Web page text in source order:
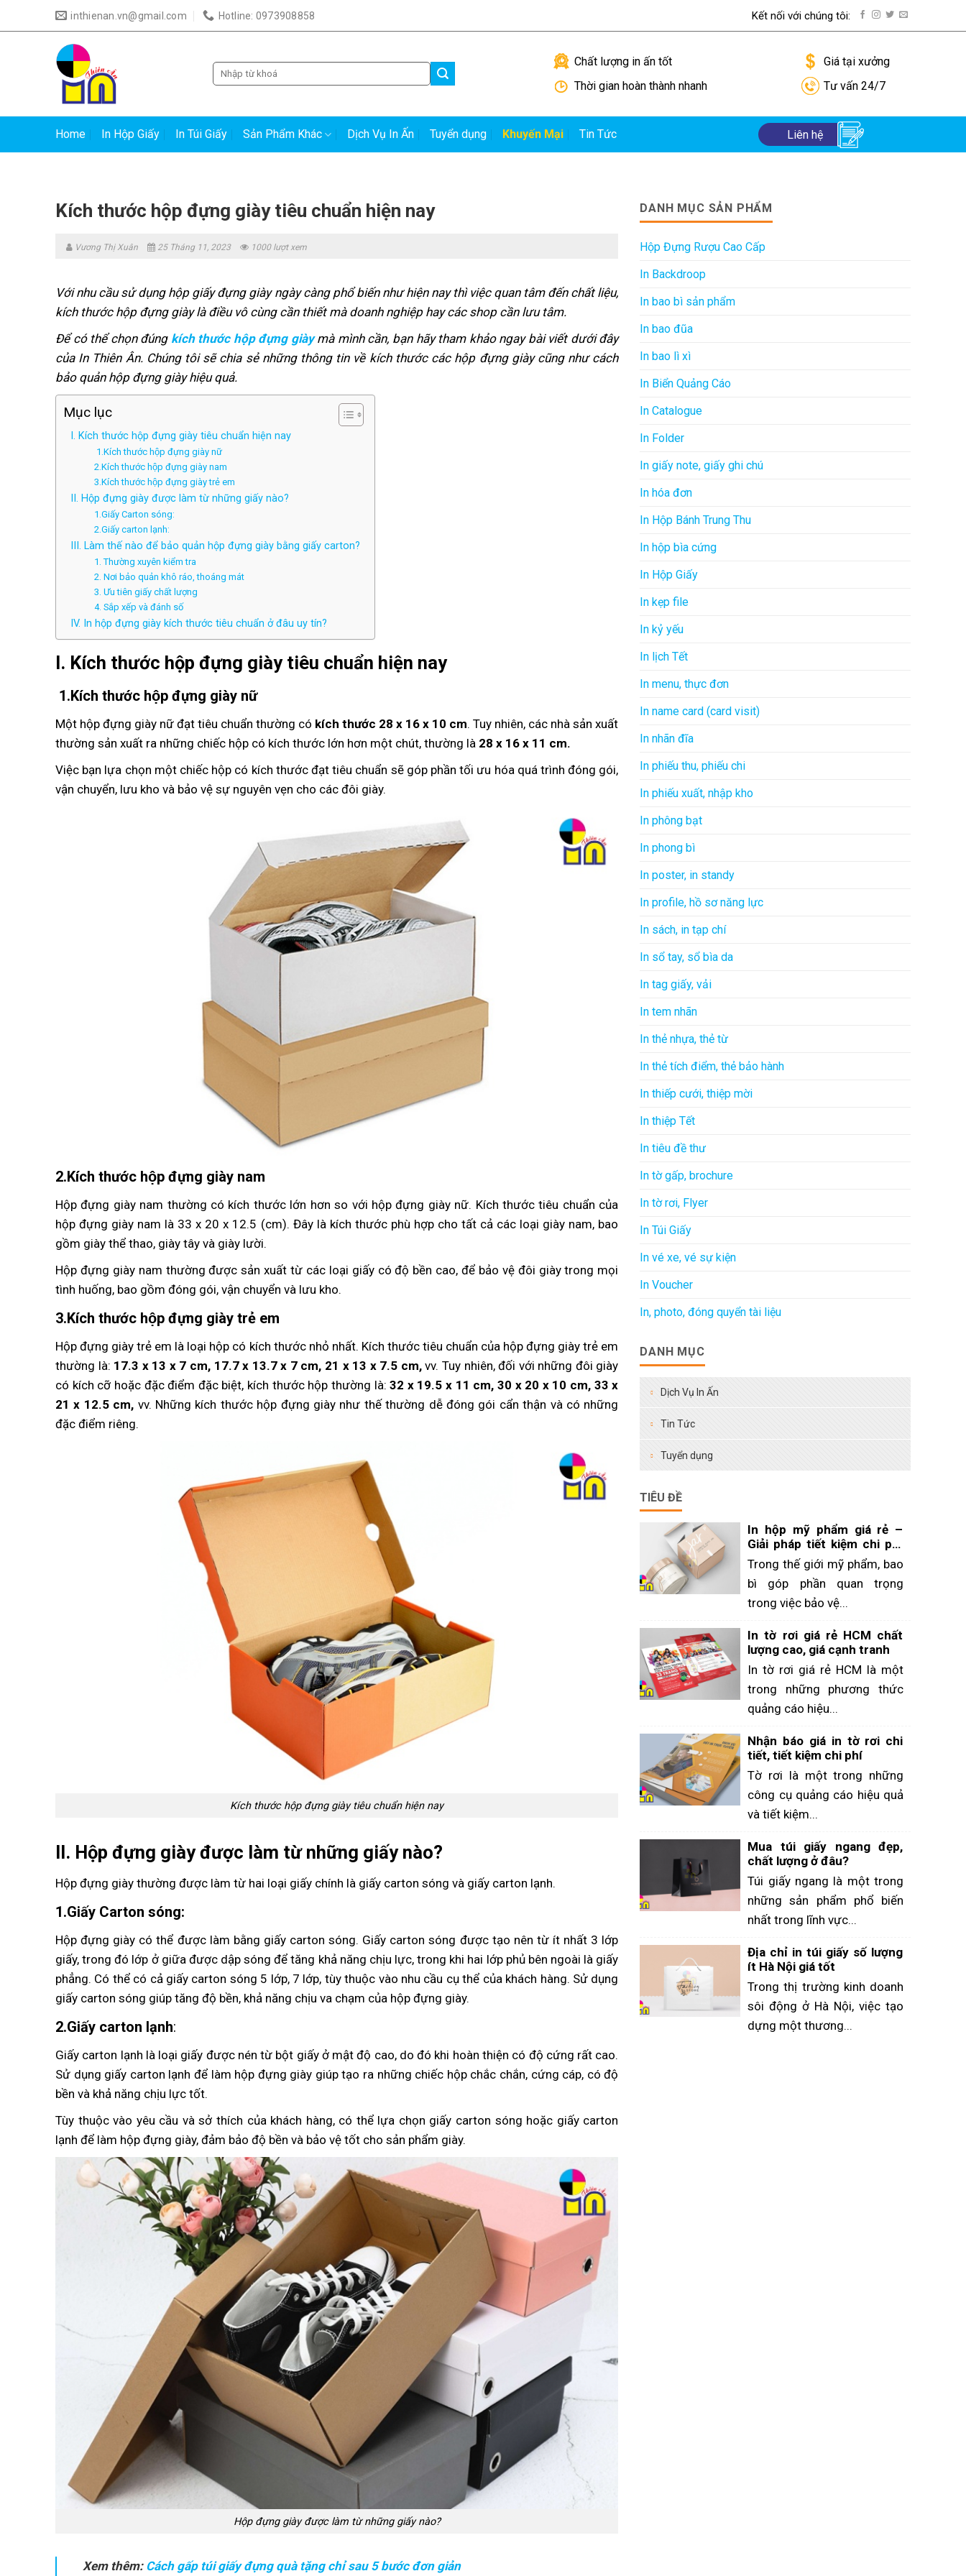
inthienan.vn@gmail.com Hotline: 0973908858 Kết nối với chúng tôi:
Tìm
kiếm:
Chất lượng in ấn tốt
Giá tại xưởng
Thời gian hoàn thành nhanh
Tư vấn 24/7
Home In Hộp Giấy In Túi Giấy Sản Phẩm Khác Dịch Vụ In Ấn Tuyển dụng Khuyến Mại Tin Tức Liên hệ
Kích thước hộp đựng giày tiêu chuẩn hiện nay
Vương Thị Xuân 25 Tháng 11, 2023 1000 lượt xem
Với nhu cầu sử dụng hộp giấy đựng giày ngày càng phổ biến như hiện nay thì việc quan tâm đến chất liệu,
kích thước hộp đựng giày là điều vô cùng cần thiết mà doanh nghiệp hay các shop cần lưu tâm.
Để có thể chọn đúng kích thước hộp đựng giàymà mình cần, bạn hãy tham khảo ngay bài viết dưới đây
của In Thiên Ân. Chúng tôi sẽ chia sẻ những thông tin về kích thước các hộp đựng giày cũng như cách
bảo quản hộp đựng giày hiệu quả.
Mục lục
I. Kích thước hộp đựng giày tiêu chuẩn hiện nay
1.Kích thước hộp đựng giày nữ
2.Kích thước hộp đựng giày nam
3.Kích thước hộp đựng giày trẻ em
II. Hộp đựng giày được làm từ những giấy nào?
1.Giấy Carton sóng:
2.Giấy carton lạnh:
III. Làm thế nào để bảo quản hộp đựng giày bằng giấy carton?
1. Thường xuyên kiểm tra
2. Nơi bảo quản khô ráo, thoáng mát
3. Ưu tiên giấy chất lượng
4. Sắp xếp và đánh số
IV. In hộp đựng giày kích thước tiêu chuẩn ở đâu uy tín?
I. Kích thước hộp đựng giày tiêu chuẩn hiện nay
1.Kích thước hộp đựng giày nữ
Một hộp đựng giày nữ đạt tiêu chuẩn thường có kích thước 28 x 16 x 10 cm. Tuy nhiên, các nhà sản xuất
thường sản xuất ra những chiếc hộp có kích thước lớn hơn một chút, thường là 28 x 16 x 11 cm.
Việc bạn lựa chọn một chiếc hộp có kích thước đạt tiêu chuẩn sẽ góp phần tối ưu hóa quá trình đóng gói,
vận chuyển, lưu kho và bảo vệ sự nguyên vẹn cho các đôi giày.
2.Kích thước hộp đựng giày nam
Hộp đựng giày nam thường có kích thước lớn hơn so với hộp đựng giày nữ. Kích thước tiêu chuẩn của
hộp đựng giày nam là 33 x 20 x 12.5 (cm). Đây là kích thước phù hợp cho tất cả các loại giày nam, bao
gồm giày thể thao, giày tây và giày lười.
Hộp đựng giày nam thường được sản xuất từ các loại giấy có độ bền cao, để bảo vệ đôi giày trong mọi
tình huống, bao gồm đóng gói, vận chuyển và lưu kho.
3.Kích thước hộp đựng giày trẻ em
Hộp đựng giày trẻ em là loại hộp có kích thước nhỏ nhất. Kích thước tiêu chuẩn của hộp đựng giày trẻ em
thường là: 17.3 x 13 x 7 cm, 17.7 x 13.7 x 7 cm, 21 x 13 x 7.5 cm,vv. Tuy nhiên, đối với những đôi giày
có kích cỡ hoặc đặc điểm đặc biệt, kích thước hộp thường là: 32 x 19.5 x 11 cm, 30 x 20 x 10 cm, 33 x
21 x 12.5 cm, vv. Những kích thước hộp đựng giày như thế thường dễ đóng gói cẩn thận và có những
đặc điểm riêng.
Kích thước hộp đựng giày tiêu chuẩn hiện nay
II. Hộp đựng giày được làm từ những giấy nào?
Hộp đựng giày thường được làm từ hai loại giấy chính là giấy carton sóng và giấy carton lạnh.
1.Giấy Carton sóng:
Hộp đựng giày có thể được làm bằng giấy carton sóng. Giấy carton sóng được tạo nên từ ít nhất 3 lớp
giấy, trong đó lớp ở giữa được dập sóng để tăng khả năng chịu lực, trong khi hai lớp phủ bên ngoài là giấy
phẳng. Có thể có cả giấy carton sóng 5 lớp, 7 lớp, tùy thuộc vào nhu cầu cụ thể của khách hàng. Sử dụng
giấy carton sóng giúp tăng độ bền, khả năng chịu va chạm của hộp đựng giày.
2.Giấy carton lạnh:
Giấy carton lạnh là loại giấy được nén từ bột giấy ở mật độ cao, do đó khi hoàn thiện có độ cứng rất cao.
Sử dụng giấy carton lạnh để làm hộp đựng giày giúp tạo ra những chiếc hộp chắc chắn, cứng cáp, có độ
bền và khả năng chịu lực tốt.
Tùy thuộc vào yêu cầu và sở thích của khách hàng, có thể lựa chọn giấy carton sóng hoặc giấy carton
lạnh để làm hộp đựng giày, đảm bảo độ bền và bảo vệ tốt cho sản phẩm giày.
Hộp đựng giày được làm từ những giấy nào?
Xem thêm: Cách gấp túi giấy đựng quà tặng chỉ sau 5 bước đơn giản
DANH MỤC SẢN PHẨM
Hộp Đựng Rượu Cao Cấp
In Backdroop
In bao bì sản phẩm
In bao đũa
In bao lì xì
In Biển Quảng Cáo
In Catalogue
In Folder
In giấy note, giấy ghi chú
In hóa đơn
In Hộp Bánh Trung Thu
In hộp bìa cứng
In Hộp Giấy
In kẹp file
In kỷ yếu
In lịch Tết
In menu, thực đơn
In name card (card visit)
In nhãn đĩa
In phiếu thu, phiếu chi
In phiếu xuất, nhập kho
In phông bạt
In phong bì
In poster, in standy
In profile, hồ sơ năng lực
In sách, in tạp chí
In sổ tay, sổ bìa da
In tag giấy, vải
In tem nhãn
In thẻ nhựa, thẻ từ
In thẻ tích điểm, thẻ bảo hành
In thiếp cưới, thiệp mời
In thiệp Tết
In tiêu đề thư
In tờ gấp, brochure
In tờ rơi, Flyer
In Túi Giấy
In vé xe, vé sự kiện
In Voucher
In, photo, đóng quyển tài liệu
DANH MỤC
Dịch Vụ In Ấn
Tin Tức
Tuyển dụng
TIÊU ĐỀ
In hộp mỹ phẩm giá rẻ –
Giải pháp tiết kiệm chi phí
cho doanh nghiệp
Trong thế giới mỹ phẩm, bao
bì góp phần quan trọng
trong việc bảo vệ...
In tờ rơi giá rẻ HCM chất
lượng cao, giá cạnh tranh
In tờ rơi giá rẻ HCM là một
trong những phương thức
quảng cáo hiệu...
Nhận báo giá in tờ rơi chi
tiết, tiết kiệm chi phí
Tờ rơi là một trong những
công cụ quảng cáo hiệu quả
và tiết kiệm...
Mua túi giấy ngang đẹp,
chất lượng ở đâu?
Túi giấy ngang là một trong
những sản phẩm phổ biến
nhất trong lĩnh vực...
Địa chỉ in túi giấy số lượng
ít Hà Nội giá tốt
Trong thị trường kinh doanh
sôi động ở Hà Nội, việc tạo
dựng một thương...